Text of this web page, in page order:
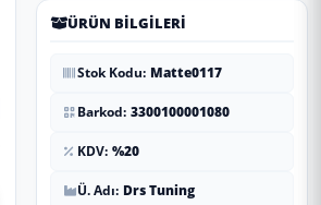
ÜRÜN BILGILERI
Stok Kodu: Matte0117
Barkod: 3300100001080
KDV: %20
Ü. Adı: Drs Tuning